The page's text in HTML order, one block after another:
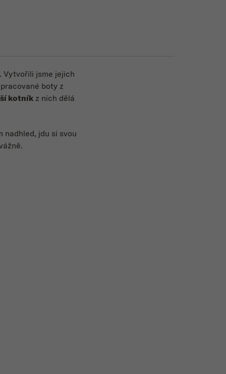
Vytvořili jsme jejich
boty z
kotník z nich dělá
nadhled, jdu si svou